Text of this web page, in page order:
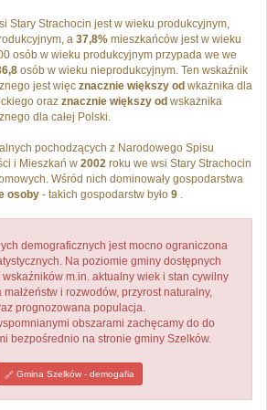
Stary Strachocin jest w wieku produkcyjnym,
a 37,8% mieszkańców jest w wieku
osób w wieku produkcyjnym przypada we we
osób w wieku nieprodukcyjnym. Ten wskaźnik
jest więc znacznie większy od wkażnika dla
oraz znacznie większy od wskażnika
dla całej Polski.
pochodzących z Narodowego Spisu
i Mieszkań w 2002 roku we wsi Stary Strachocin
Wśród nich dominowały gospodarstwa
osoby - takich gospodarstw było 9 .
demograficznych jest mocno ograniczona
Na poziomie gminy dostępnych
m.in. aktualny wiek i stan cywilny
i rozwodów, przyrost naturalny,
prognozowana populacja.
obszarami zachęcamy do do
bezpośrednio na stronie gminy Szelków.
Gmina Szelków - demogafia